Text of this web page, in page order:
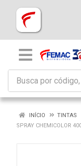
INÍCIO
TINTAS
SPRAY CHEMICOLOR